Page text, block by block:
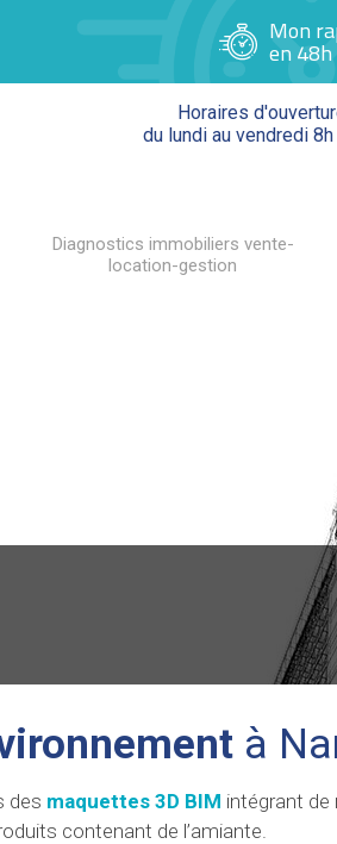
Mon
en 48h
Horaires
du lundi au vendredi
Diagnostics immobiliers vente-
location-gestion
à
des maquettes 3D BIM intégrant
contenant de l’amiante.